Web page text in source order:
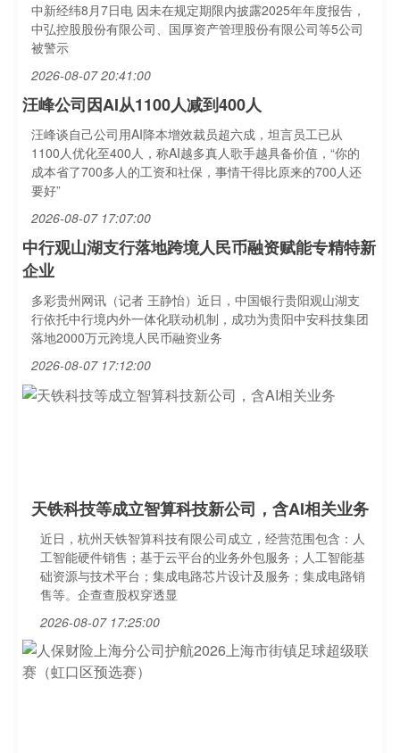
中新经纬8月7日电 因未在规定期限内披露2025年年度报告，
中弘控股股份有限公司、国厚资产管理股份有限公司等5公司
被警示
2026-08-07 20:41:00
汪峰公司因AI从1100人减到400人
汪峰谈自己公司用AI降本增效裁员超六成，坦言员工已从
1100人优化至400人，称AI越多真人歌手越具备价值，“你的
成本省了700多人的工资和社保，事情干得比原来的700人还
要好”
2026-08-07 17:07:00
中行观山湖支行落地跨境人民币融资赋能专精特新
企业
多彩贵州网讯（记者 王静怡）近日，中国银行贵阳观山湖支
行依托中行境内外一体化联动机制，成功为贵阳中安科技集团
落地2000万元跨境人民币融资业务
2026-08-07 17:12:00
天铁科技等成立智算科技新公司，含AI相关业务
近日，杭州天铁智算科技有限公司成立，经营范围包含：人
工智能硬件销售；基于云平台的业务外包服务；人工智能基
础资源与技术平台；集成电路芯片设计及服务；集成电路销
售等。企查查股权穿透显
2026-08-07 17:25:00